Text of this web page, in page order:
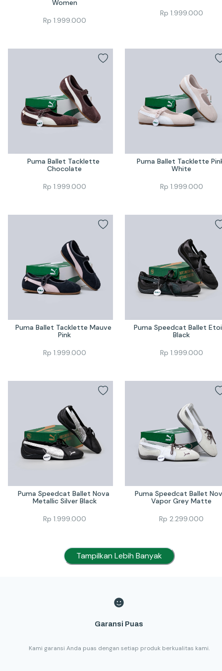
Women
Rp 1.999.000
Rp 1.999.000
Puma Ballet Tacklette
Chocolate
Rp 1.999.000
Puma Ballet Tacklette
White
Rp 1.999.000
Puma Ballet Tacklette Mauve
Pink
Rp 1.999.000
Puma Speedcat Ballet
Black
Rp 1.999.000
Puma Speedcat Ballet Nova
Metallic Silver Black
Rp 1.999.000
Puma Speedcat Ballet
Vapor Grey Matte
Rp 2.299.000
Tampilkan Lebih Banyak
Garansi Puas
Kami garansi Anda puas dengan setiap produk berkualitas kami.